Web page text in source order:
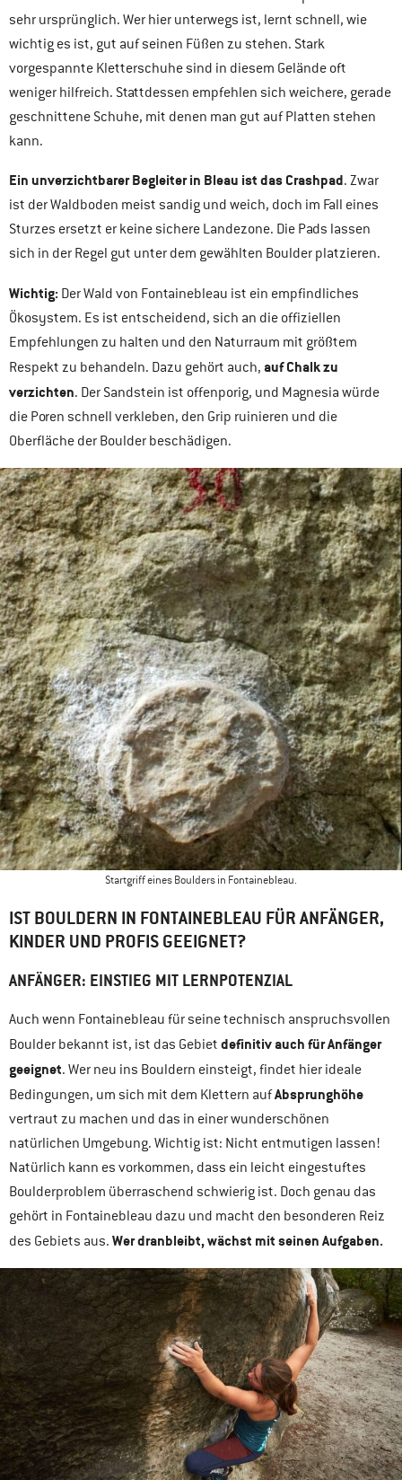
sehr ursprünglich. Wer hier unterwegs ist, lernt schnell, wie
wichtig es ist, gut auf seinen Füßen zu stehen. Stark
vorgespannte Kletterschuhe sind in diesem Gelände oft
weniger hilfreich. Stattdessen empfehlen sich weichere, gerade
geschnittene Schuhe, mit denen man gut auf Platten stehen
kann.
Ein unverzichtbarer Begleiter in Bleau ist das Crashpad. Zwar
ist der Waldboden meist sandig und weich, doch im Fall eines
Sturzes ersetzt er keine sichere Landezone. Die Pads lassen
sich in der Regel gut unter dem gewählten Boulder platzieren.
Wichtig: Der Wald von Fontainebleau ist ein empfindliches
Ökosystem. Es ist entscheidend, sich an die offiziellen
Empfehlungen zu halten und den Naturraum mit größtem
Respekt zu behandeln. Dazu gehört auch, auf Chalk zu
verzichten. Der Sandstein ist offenporig, und Magnesia würde
die Poren schnell verkleben, den Grip ruinieren und die
Oberfläche der Boulder beschädigen.
Startgriff eines Boulders in Fontainebleau.
IST BOULDERN IN FONTAINEBLEAU FÜR ANFÄNGER,
KINDER UND PROFIS GEEIGNET?
ANFÄNGER: EINSTIEG MIT LERNPOTENZIAL
Auch wenn Fontainebleau für seine technisch anspruchsvollen
Boulder bekannt ist, ist das Gebiet definitiv auch für Anfänger
geeignet. Wer neu ins Bouldern einsteigt, findet hier ideale
Bedingungen, um sich mit dem Klettern aufAbsprunghöhe
vertraut zu machen und das in einer wunderschönen
natürlichen Umgebung. Wichtig ist: Nicht entmutigen lassen!
Natürlich kann es vorkommen, dass ein leicht eingestuftes
Boulderproblem überraschend schwierig ist. Doch genau das
gehört in Fontainebleau dazu und macht den besonderen Reiz
des Gebiets aus. Wer dranbleibt, wächst mit seinen Aufgaben.